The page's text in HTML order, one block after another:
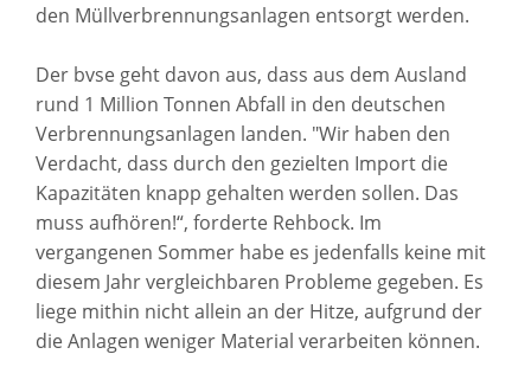
den Müllverbrennungsanlagen entsorgt werden.
Der bvse geht davon aus, dass aus dem Ausland
rund 1 Million Tonnen Abfall in den deutschen
Verbrennungsanlagen landen. "Wir haben den
Verdacht, dass durch den gezielten Import die
Kapazitäten knapp gehalten werden sollen. Das
muss aufhören!“, forderte Rehbock. Im
vergangenen Sommer habe es jedenfalls keine mit
diesem Jahr vergleichbaren Probleme gegeben. Es
liege mithin nicht allein an der Hitze, aufgrund der
die Anlagen weniger Material verarbeiten können.